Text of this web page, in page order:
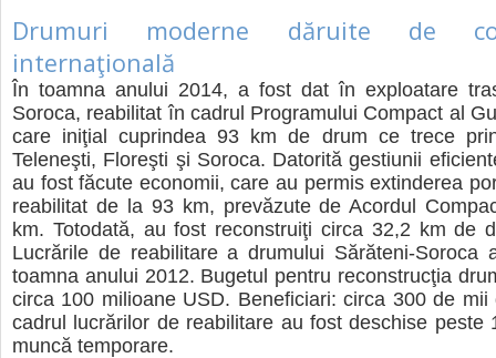
Drumuri moderne dăruite de
internaţională
În toamna anului 2014, a fost dat în exploatare
Soroca, reabilitat în cadrul Programului Compact al
care iniţial cuprindea 93 km de drum ce trece
Teleneşti, Floreşti şi Soroca. Datorită gestiunii
au fost făcute economii, care au permis extinderea
reabilitat de la 93 km, prevăzute de Acordul
km. Totodată, au fost reconstruiţi circa 32,2 km de
Lucrările de reabilitare a drumului Sărăteni-Soroca
toamna anului 2012. Bugetul pentru reconstrucţia
circa 100 milioane USD. Beneficiari: circa 300 de mii
cadrul lucrărilor de reabilitare au fost deschise peste
muncă temporare.